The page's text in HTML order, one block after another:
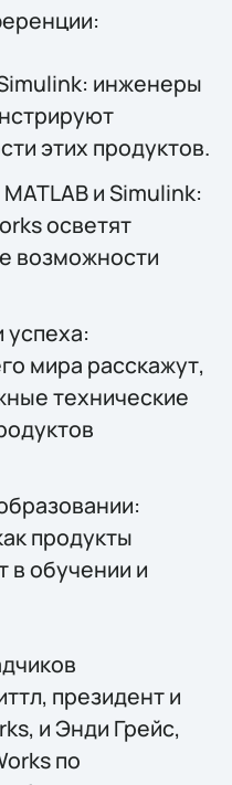
инженеры
этих продуктов.
и Simulink:
осветят
возможности
мира расскажут,
технические
продукты
в обучении и
президент и
и Энди Грейс,
по